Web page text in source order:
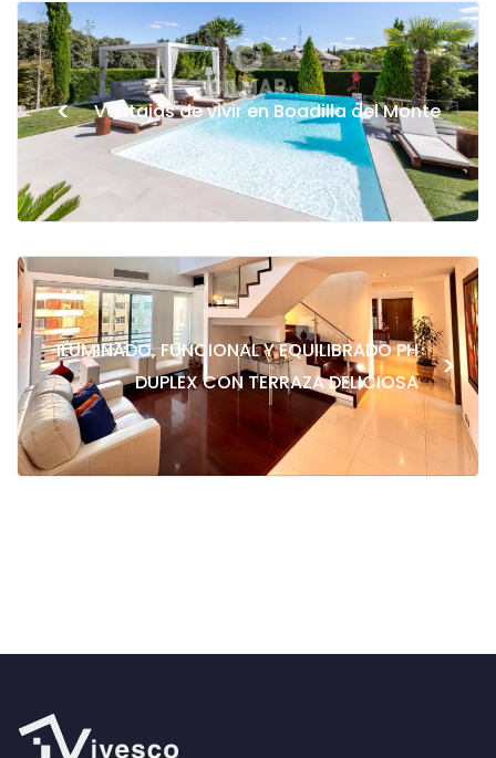
< Ventajas de vivir en Boadilla del Monte
ILUMINADO, FUNCIONAL Y EQUILIBRADO PH
DUPLEX CON TERRAZA DELICIOSA
>